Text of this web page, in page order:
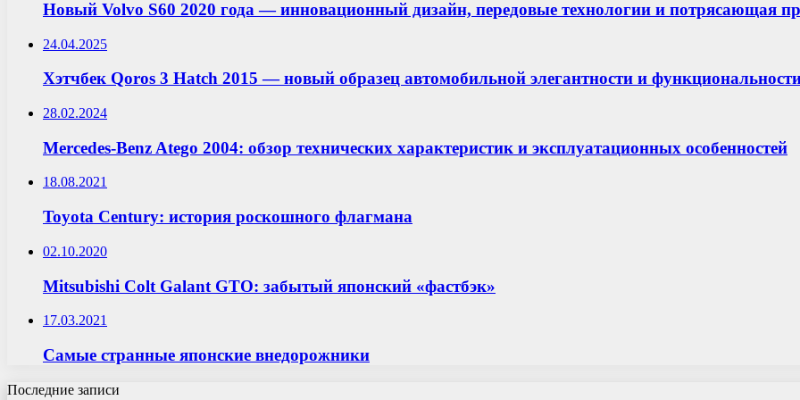
Новый Volvo S60 2020 года — инновационный дизайн, передовые технологии и потрясающая
24.04.2025
Хэтчбек Qoros 3 Hatch 2015 — новый образец автомобильной элегантности и
28.02.2024
Mercedes-Benz Atego 2004: обзор технических характеристик и эксплуатационных особенностей
18.08.2021
Toyota Century: история роскошного флагмана
02.10.2020
Mitsubishi Colt Galant GTO: забытый японский «фастбэк»
17.03.2021
Самые странные японские внедорожники
Последние записи